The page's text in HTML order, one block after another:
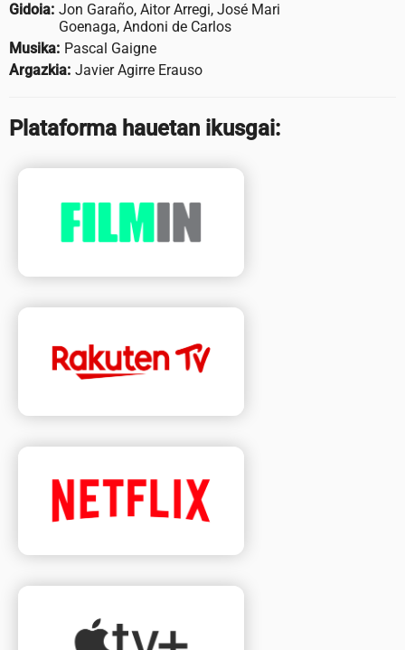
Gidoia: Jon Garaño, Aitor Arregi, José Mari
Goenaga, Andoni de Carlos
Musika: Pascal Gaigne
Argazkia: Javier Agirre Erauso
Plataforma hauetan ikusgai: